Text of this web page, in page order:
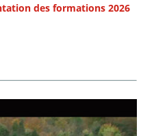
des formations 2026